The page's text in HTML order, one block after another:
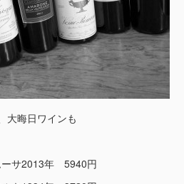
大晦日ワインも
ーサ2013年 5940円